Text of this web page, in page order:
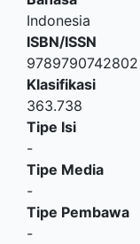
Indonesia
ISBN/ISSN
9789790742802
Klasifikasi
363.738
Tipe Isi
-
Tipe Media
-
Tipe Pembawa
-